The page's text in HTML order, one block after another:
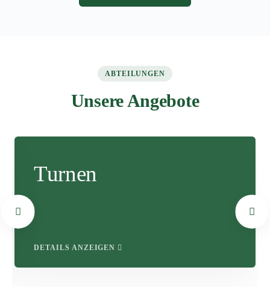
ABTEILUNGEN
Unsere Angebote
Turnen
DETAILS ANZEIGEN